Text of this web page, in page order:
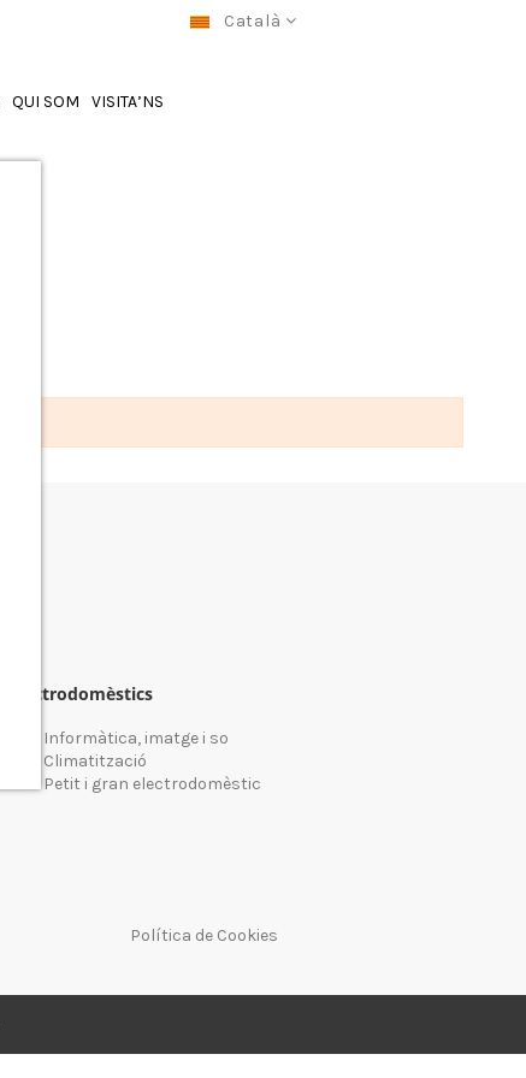
Català
QUI SOM VISITA’NS
Electrodomèstics
Informàtica, imatge i so
Climatització
Petit i gran electrodomèstic
Política de Cookies